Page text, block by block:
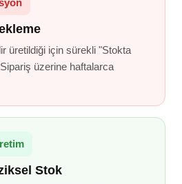
üretildiği için sürekli "Stokta
üzerine haftalarca
Stok